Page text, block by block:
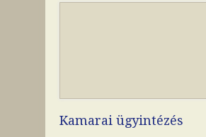
Kamarai ügyintézés